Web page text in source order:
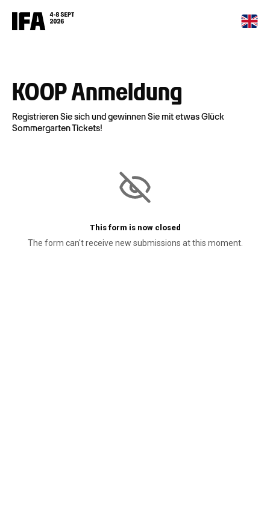
KOOP Anmeldung
Registrieren Sie sich und gewinnen Sie mit etwas Glück
Sommergarten Tickets!